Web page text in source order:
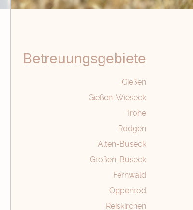
Betreuungsgebiete
Gießen
Gießen-Wieseck
Trohe
Rödgen
Alten-Buseck
Großen-Buseck
Fernwald
Oppenrod
Reiskirchen